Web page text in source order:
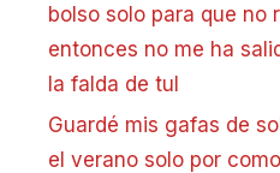
bolso solo para que no
entonces no me ha
la falda de tul
Guardé mis gafas de
el verano solo por